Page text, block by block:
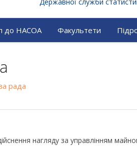
до НАСОА Факультети
рада
нагляду за управлінням